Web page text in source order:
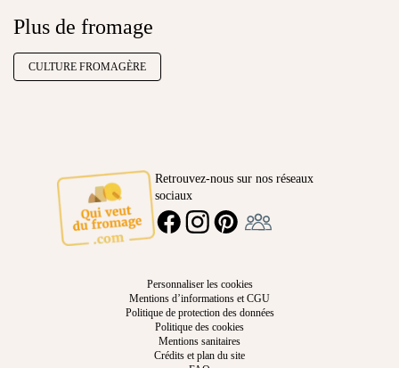
Plus de fromage
CULTURE FROMAGÈRE
Retrouvez-nous sur nos réseaux
sociaux
FACEBOOKINSTAGRAMPINTEREST
Personnaliser les cookies
Mentions d’informations et CGU
Politique de protection des données
Politique des cookies
Mentions sanitaires
Crédits et plan du site